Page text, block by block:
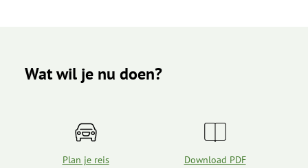
Wat wil je nu doen?
Plan je reis Download PDF